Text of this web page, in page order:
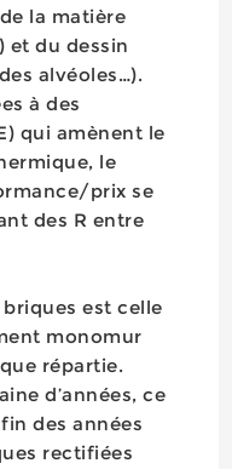
la matière
et du dessin
alvéoles…).
à des
qui amènent le
le
prix se
des R entre
est celle
monomur
répartie.
d’années, ce
des années
rectifiées